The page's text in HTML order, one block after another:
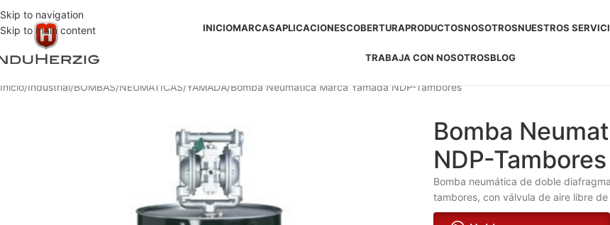
Skip to navigation
Skip to main content
INICIOMARCASAPLICACIONESCOBERTURAPRODUCTOSNOSOTROSNUESTROS
TRABAJA CON NOSOTROSBLOG
Inicio Industrial BOMBAS NEUMATICAS YAMADA Bomba Neumatica Marca Yamada NDP-Tambores
Bomba
NDP-Tambores
Bomba neumática de doble
tambores, con válvula de aire libre